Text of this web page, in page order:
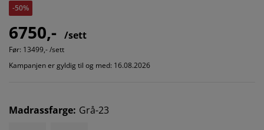
-50%
6750,- /sett
Før: 13499,- /sett
Kampanjen er gyldig til og med: 16.08.2026
Madrassfarge: Grå-23